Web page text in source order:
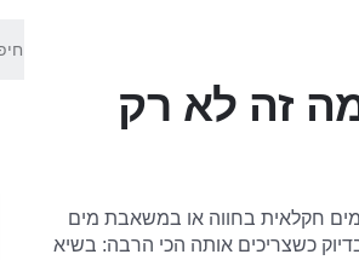
זה לא רק
חקלאית בחווה או במשאבת מים
כשצריכים אותה הכי הרבה: בשיא